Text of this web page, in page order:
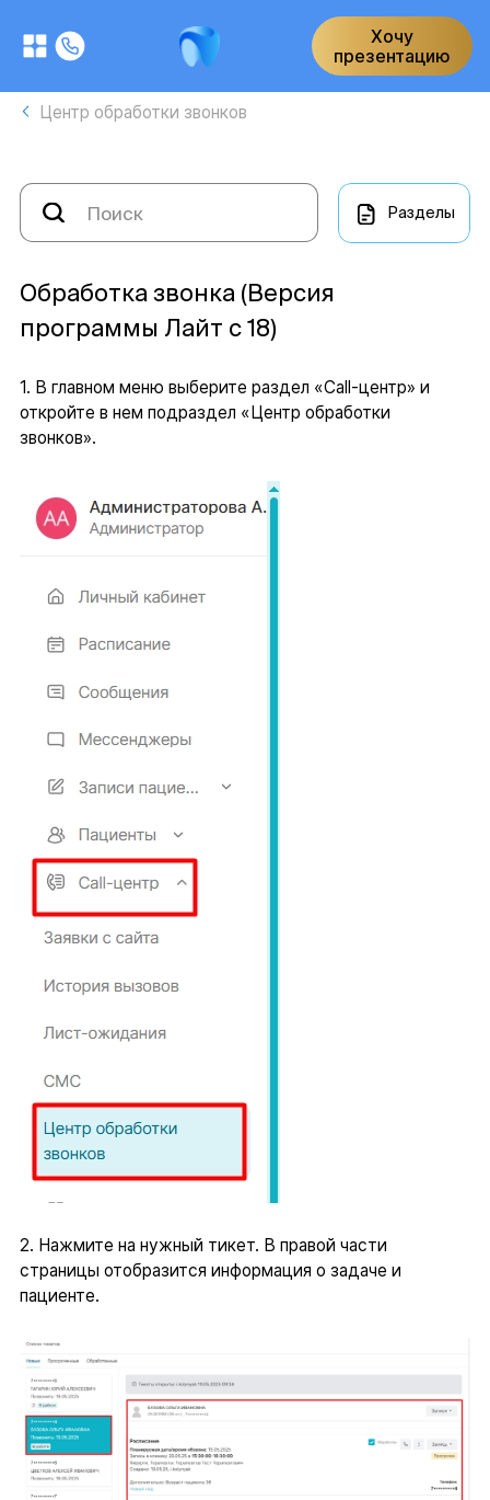
Хочу
презентацию
Центр обработки звонков
Разделы
Обработка звонка (Версия
программы Лайт с 18)
1. В главном меню выберите раздел «Call-центр» и
откройте в нем подраздел «Центр обработки
звонков».
2. Нажмите на нужный тикет. В правой части
страницы отобразится информация о задаче и
пациенте.